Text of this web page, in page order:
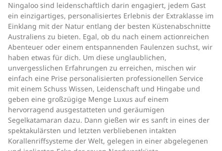
Ningaloo sind leidenschaftlich darin engagiert, jedem Gast
ein einzigartiges, personalisiertes Erlebnis der Extraklasse im
Einklang mit der Natur entlang der besten Küstenabschnitte
Australiens zu bieten. Egal, ob du nach einem actionreichen
Abenteuer oder einem entspannenden Faulenzen suchst, wir
haben etwas für dich. Um diese unglaublichen,
unvergesslichen Erfahrungen zu erreichen, mischen wir
einfach eine Prise personalisierten professionellen Service
mit einem Schuss Wissen, Leidenschaft und Hingabe und
geben eine großzügige Menge Luxus auf einem
hervorragend ausgestatteten und geräumigen
Segelkatamaran dazu. Dann gießen wir es sanft in eines der
spektakulärsten und letzten verbliebenen intakten
Korallenriffsysteme der Welt, gelegen in einer abgelegenen